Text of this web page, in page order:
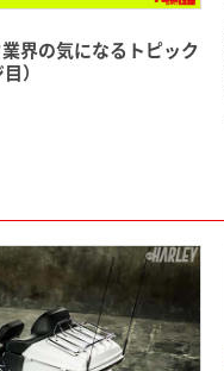
界の気になるトピック
）